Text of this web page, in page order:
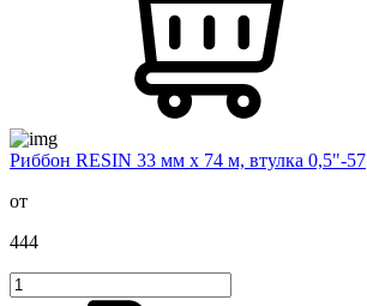
Риббон RESIN 33 мм х 74 м, втулка 0,5"-57
от
444